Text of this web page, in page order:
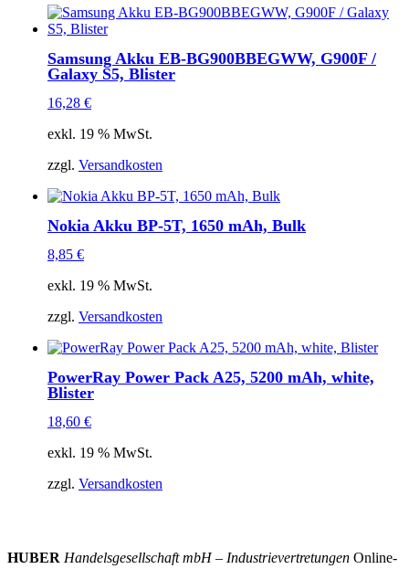
Samsung Akku EB-BG900BBEGWW, G900F /
Galaxy S5, Blister
16,28 €
exkl. 19 % MwSt.
zzgl. Versandkosten
Nokia Akku BP-5T, 1650 mAh, Bulk
8,85 €
exkl. 19 % MwSt.
zzgl. Versandkosten
PowerRay Power Pack A25, 5200 mAh, white,
Blister
18,60 €
exkl. 19 % MwSt.
zzgl. Versandkosten
HUBER Handelsgesellschaft mbH – Industrievertretungen Online-